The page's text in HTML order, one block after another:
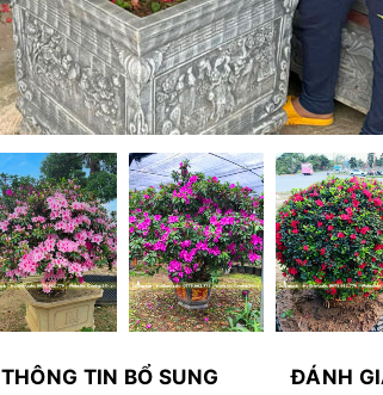
THÔNG TIN BỔ SUNG ĐÁNH